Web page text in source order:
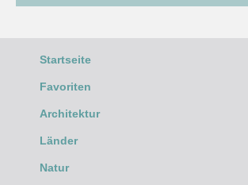
Startseite
Favoriten
Architektur
Länder
Natur